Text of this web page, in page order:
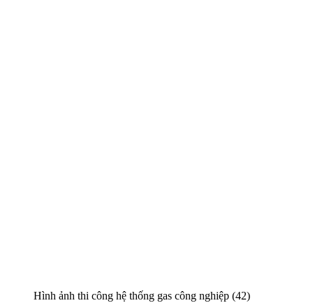
Hình ảnh thi công hệ thống gas công nghiệp (42)